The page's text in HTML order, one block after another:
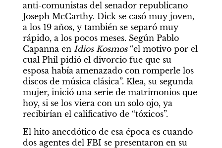
anti-comunistas del senador republicano
Joseph McCarthy. Dick se casó muy joven,
a los 19 años, y también se separó muy
rápido, a los pocos meses. Según Pablo
Capanna en Idios Kosmos “el motivo por el
cual Phil pidió el divorcio fue que su
esposa había amenazado con romperle los
discos de música clásica”. Klea, su segunda
mujer, inició una serie de matrimonios que
hoy, si se los viera con un solo ojo, ya
recibirían el calificativo de “tóxicos”.
El hito anecdótico de esa época es cuando
dos agentes del FBI se presentaron en su